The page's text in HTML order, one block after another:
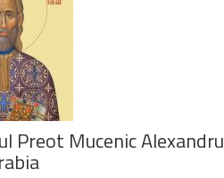
Preot Mucenic Alexandru